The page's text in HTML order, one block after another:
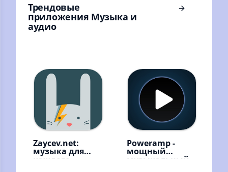
Трендовые
приложения Музыка и
аудио
Zaycev.net:
музыка для
каждого
Poweramp -
мощный
музыкальный